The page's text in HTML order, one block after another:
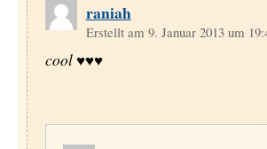
raniah
Erstellt am 9. Januar 2013 um
cool ♥♥♥